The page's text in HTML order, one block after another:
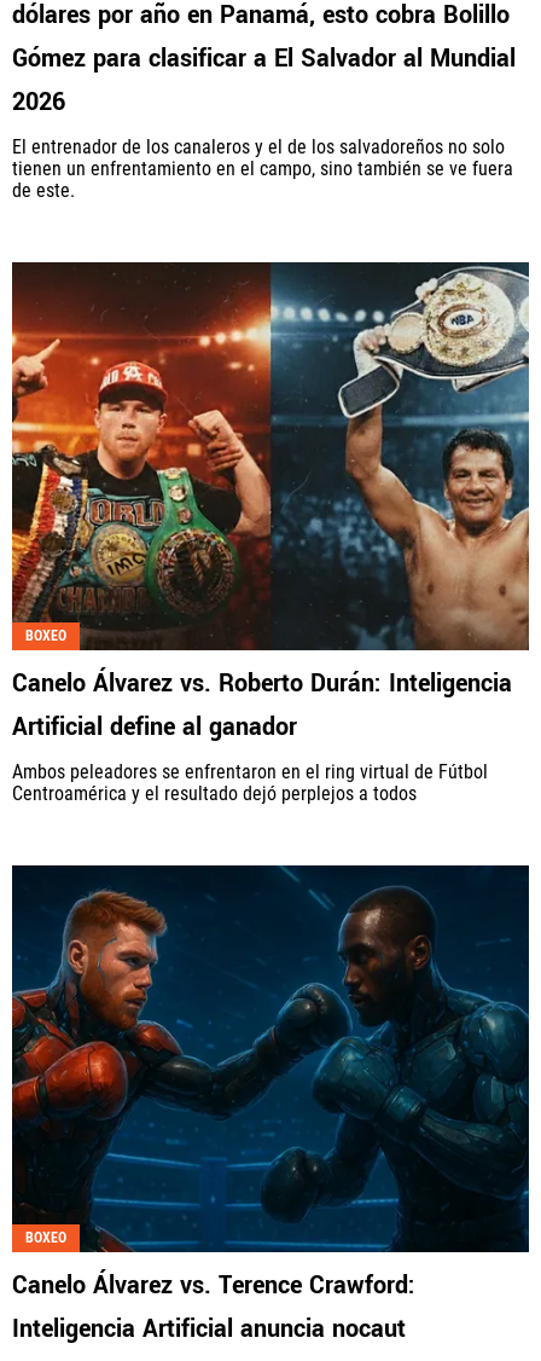
dólares por año en Panamá, esto cobra Bolillo
Gómez para clasificar a El Salvador al Mundial
2026
El entrenador de los canaleros y el de los salvadoreños no solo
tienen un enfrentamiento en el campo, sino también se ve fuera
de este.
BOXEO
Canelo Álvarez vs. Roberto Durán: Inteligencia
Artificial define al ganador
Ambos peleadores se enfrentaron en el ring virtual de Fútbol
Centroamérica y el resultado dejó perplejos a todos
BOXEO
Canelo Álvarez vs. Terence Crawford:
Inteligencia Artificial anuncia nocaut